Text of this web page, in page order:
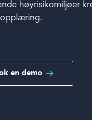
en demo
høyrisikomiljøer
en demo